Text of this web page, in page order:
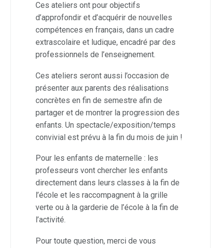
Ces ateliers ont pour objectifs
d’approfondir et d’acquérir de nouvelles
compétences en français, dans un cadre
extrascolaire et ludique, encadré par des
professionnels de l’enseignement.
Ces ateliers seront aussi l’occasion de
présenter aux parents des réalisations
concrètes en fin de semestre afin de
partager et de montrer la progression des
enfants. Un spectacle/exposition/temps
convivial est prévu à la fin du mois de juin !
Pour les enfants de maternelle : les
professeurs vont chercher les enfants
directement dans leurs classes à la fin de
l’école et les raccompagnent à la grille
verte ou à la garderie de l’école à la fin de
l’activité.
Pour toute question, merci de vous